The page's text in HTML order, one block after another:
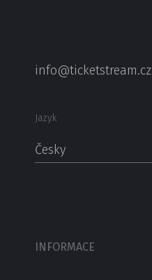
info@ticketstream.cz
Jazyk
Česky
INFORMACE